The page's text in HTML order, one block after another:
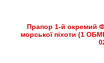
Прапор 1-й окремий
морської піхоти (1